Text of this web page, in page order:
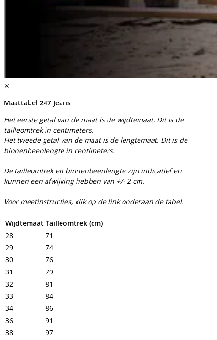
✕
Maattabel 247 Jeans
Het eerste getal van de maat is de wijdtemaat. Dit is de
tailleomtrek in centimeters.
Het tweede getal van de maat is de lengtemaat. Dit is de
binnenbeenlengte in centimeters.
De tailleomtrek en binnenbeenlengte zijn indicatief en
kunnen een afwijking hebben van +/- 2 cm.
Voor meetinstructies, klik op de link onderaan de tabel.
Wijdtemaat Tailleomtrek (cm)
28
71
29
74
30
76
31
79
32
81
33
84
34
86
36
91
38
97